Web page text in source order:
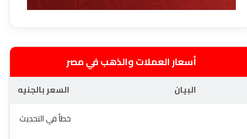
أسعار العملات والذهب في مصر
البيان
السعر بالجنيه
خطأ في التحديث